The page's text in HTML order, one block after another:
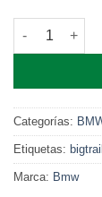
Bmw F850 Gs
Categorías:
Etiquetas: bigtrail
Marca: Bmw